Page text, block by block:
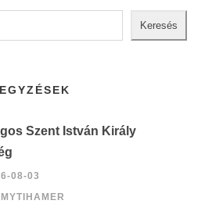
Keresés
Szent István Király
08-03